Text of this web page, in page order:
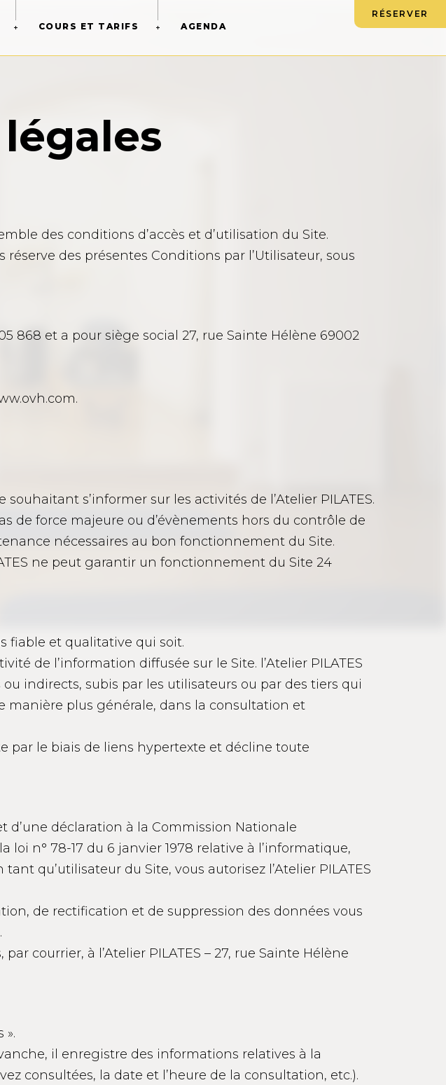
COURS ET TARIFS AGENDA
RÉSERVER
des conditions d’accès et d’utilisation du Site.
des présentes Conditions par l’Utilisateur, sous
868 et a pour siège social 27, rue Sainte Hélène 69002
s’informer sur les activités de l’Atelier PILATES.
de force majeure ou d’évènements hors du contrôle de
nécessaires au bon fonctionnement du Site.
ne peut garantir un fonctionnement du Site 24
fiable et qualitative qui soit.
de l’information diffusée sur le Site. l’Atelier PILATES
indirects, subis par les utilisateurs ou par des tiers qui
manière plus générale, dans la consultation et
par le biais de liens hypertexte et décline toute
d’une déclaration à la Commission Nationale
n° 78-17 du 6 janvier 1978 relative à l’informatique,
qu’utilisateur du Site, vous autorisez l’Atelier PILATES
de rectification et de suppression des données vous
courrier, à l’Atelier PILATES – 27, rue Sainte Hélène
».
il enregistre des informations relatives à la
consultées, la date et l’heure de la consultation, etc.).